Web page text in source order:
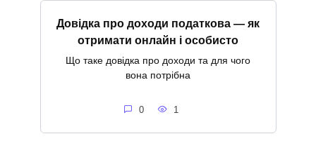
Довідка про доходи податкова — як
отримати онлайн і особисто
Що таке довідка про доходи та для чого
вона потрібна
0 1